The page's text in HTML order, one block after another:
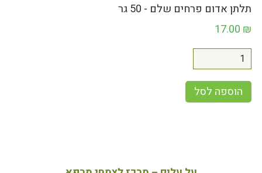
תלתן אדום פרחים שלם - 50 גר
17.00 ₪
הוספה לסל